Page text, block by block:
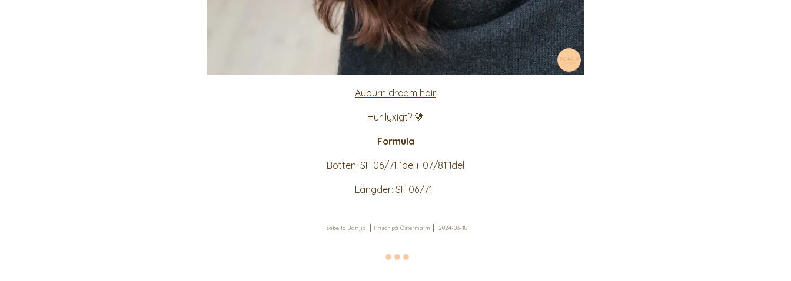
Auburn dream hair
Hur lyxigt? 🤎
Formula
Botten: SF 06/71 1del+ 07/81 1del
Längder: SF 06/71
Isabella Janjic Frisör på Östermalm 2024-03-18